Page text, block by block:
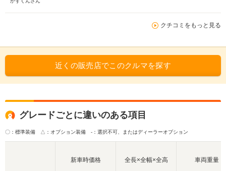
クチコミをもっと見る
近くの販売店でこのクルマを探す
グレードごとに違いのある項目
〇：標準装備 △：オプション装備 -：選択不可、またはディーラーオプション
新車時価格 全長×全幅×全高 車両重量